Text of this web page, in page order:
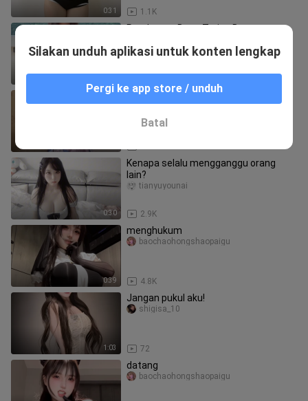
0:31 1.1K
Pendatang Baru, Tarian Baru
Sangat gagah dan mengesankan
naixiangyezizhishui
0:30
Kenapa selalu mengganggu orang
lain?
2.9K
tianyuyounai
0:39
menghukum
4.8K
baochaohongshaopaigu
1:03
Jangan pukul aku!
72
shigisa_10
datang
baochaohongshaopaigu
Silakan unduh aplikasi untuk konten lengkap
Pergi ke app store / unduh
Batal